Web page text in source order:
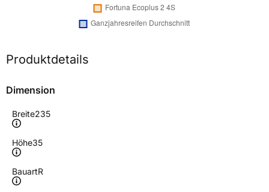
Produktdetails
Dimension
Breite235
Höhe35
BauartR